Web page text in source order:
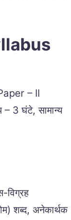
– II
3 घंटे, सामान्य
विग्रह
शब्द, अनेकार्थक